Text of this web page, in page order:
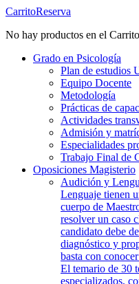
CarritoReserva
No hay productos en el
Grado en Psicología
Plan de estudios
Equipo Docente
Metodología
Prácticas de
Actividades
Admisión y
Especialidades
Trabajo Final de
Oposiciones Magisterio
Audición y
Lenguaje tienen
cuerpo de
resolver un caso
candidato debe
diagnóstico y
basta con
El temario de 30
especializados,